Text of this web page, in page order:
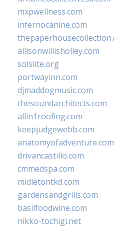
mxpwellness.com
infernocanine.com
allisonwillisholley.com
solslite.org
portwayinn.com
djmaddogmusic.com
thesoundarchitects.com
allin1roofing.com
keepjudgewebb.com
anatomyofadventure.com
drivancastillo.com
cmmedspa.com
midletontkd.com
gardensandgrills.com
basilfoodwine.com
nikko-tochigi.net